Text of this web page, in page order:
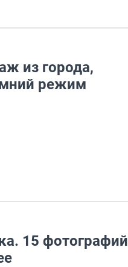
из города,
режим
15 фотографий